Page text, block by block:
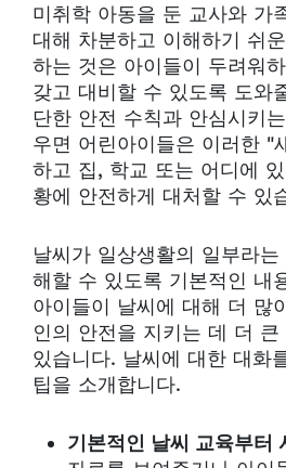
미취학 아동을 둔 교사와 가
대해 차분하고 이해하기 쉬
하는 것은 아이들이 두려워
갖고 대비할 수 있도록 도와
단한 안전 수칙과 안심시키
우면 어린아이들은 이러한 "
하고 집, 학교 또는 어디에
황에 안전하게 대처할 수 있
날씨가 일상생활의 일부라
해할 수 있도록 기본적인 내
아이들이 날씨에 대해 더 많
인의 안전을 지키는 데 더
있습니다. 날씨에 대한 대화
팁을 소개합니다.
기본적인 날씨 교육부터